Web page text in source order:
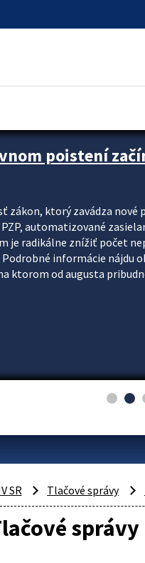
poistení
zákon, ktorý zavádza
automatizované
je radikálne znížiť počet
informácie nájdu
od augusta
SR Tlačové správy
správy